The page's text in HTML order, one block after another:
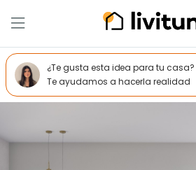
¿Te gusta esta idea para tu casa?
Te ayudamos a hacerla realidad